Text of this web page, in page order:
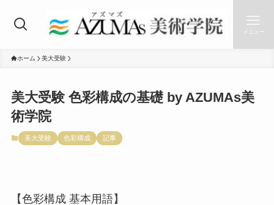
メニュー
ホーム 美大受験
美大受験 色彩構成の基礎 by AZUMAs美
術学院
美大受験 色彩構成 記事
【色彩構成 基本用語】